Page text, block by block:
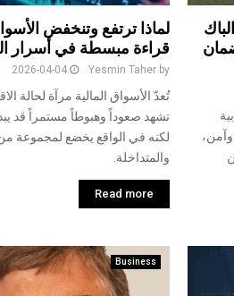
لماذا ترتفع وتنخفض
قراءة مبسطة في أسرار
by
Yesmin Taher
2026-04-04
تُعدّ الأسواق المالية مرآة لحالة
تشهد صعوداً وهبوطاً مستمراً قد
لكنه في الواقع يخضع لمجموعة
والمتداخلة.
Read more
هادئ وآمن،
Business